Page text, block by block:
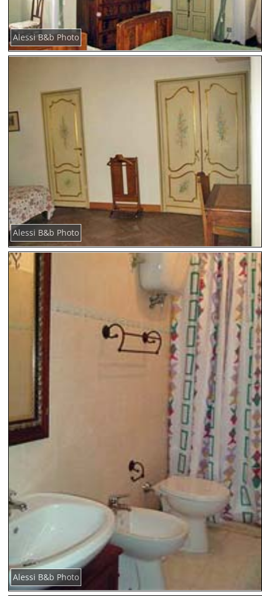
Alessi B&b Photo
Alessi B&b Photo
Alessi B&b Photo